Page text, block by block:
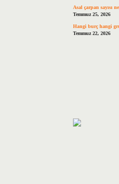
Asal çarpan sayısı
Temmuz 25, 2026
Hangi burç hangi
Temmuz 22, 2026